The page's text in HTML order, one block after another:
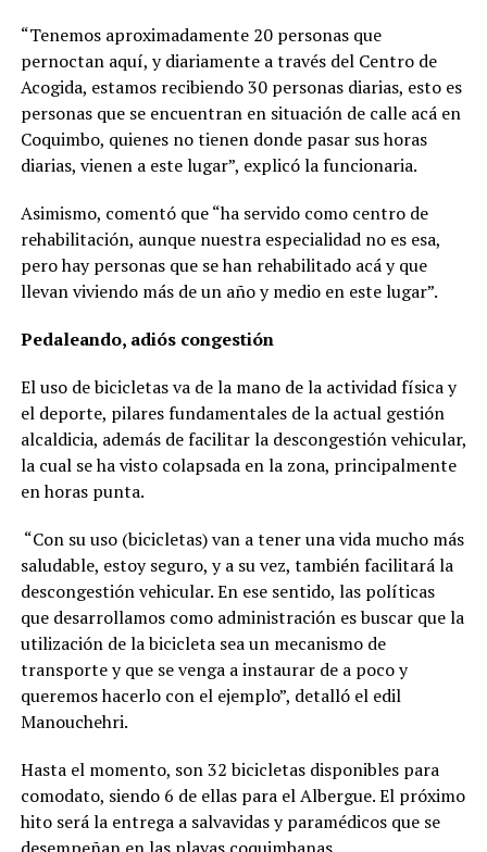
“Tenemos aproximadamente 20 personas que
pernoctan aquí, y diariamente a través del Centro de
Acogida, estamos recibiendo 30 personas diarias, esto es
personas que se encuentran en situación de calle acá en
Coquimbo, quienes no tienen donde pasar sus horas
diarias, vienen a este lugar”, explicó la funcionaria.
Asimismo, comentó que “ha servido como centro de
rehabilitación, aunque nuestra especialidad no es esa,
pero hay personas que se han rehabilitado acá y que
llevan viviendo más de un año y medio en este lugar”.
Pedaleando, adiós congestión
El uso de bicicletas va de la mano de la actividad física y
el deporte, pilares fundamentales de la actual gestión
alcaldicia, además de facilitar la descongestión vehicular,
la cual se ha visto colapsada en la zona, principalmente
en horas punta.
“Con su uso (bicicletas) van a tener una vida mucho más
saludable, estoy seguro, y a su vez, también facilitará la
descongestión vehicular. En ese sentido, las políticas
que desarrollamos como administración es buscar que la
utilización de la bicicleta sea un mecanismo de
transporte y que se venga a instaurar de a poco y
queremos hacerlo con el ejemplo”, detalló el edil
Manouchehri.
Hasta el momento, son 32 bicicletas disponibles para
comodato, siendo 6 de ellas para el Albergue. El próximo
hito será la entrega a salvavidas y paramédicos que se